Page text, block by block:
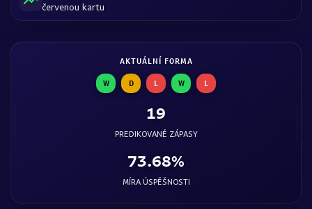
červenou kartu
AKTUÁLNÍ FORMA
W D L W L
19
PREDIKOVANÉ ZÁPASY
73.68%
MÍRA ÚSPĚŠNOSTI